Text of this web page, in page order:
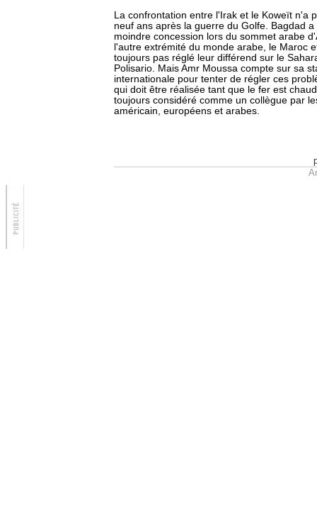
La confrontation entre l'Irak et le Koweït n'a
neuf ans après la guerre du Golfe. Bagdad
moindre concession lors du sommet arabe
l'autre extrémité du monde arabe, le Maroc
toujours pas réglé leur différend sur le
Polisario. Mais Amr Moussa compte sur sa
internationale pour tenter de régler ces
qui doit être réalisée tant que le fer est
toujours considéré comme un collègue par
américain, européens et arabes.